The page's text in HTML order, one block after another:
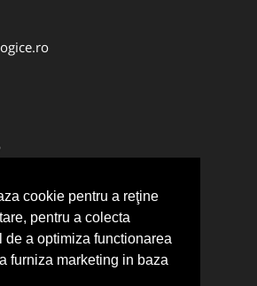
cookie pentru a reţine
pentru a colecta
de a optimiza functionarea
furniza marketing in baza